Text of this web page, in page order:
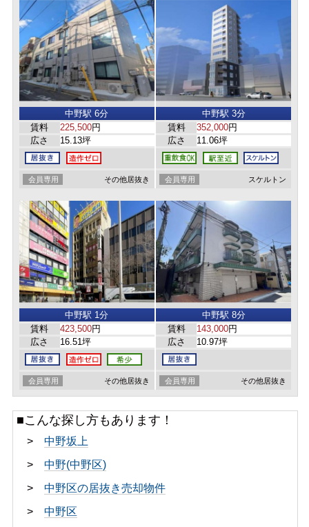
中野駅 6分
賃料
225,500円
広さ
15.13坪
会員専用 その他居抜き
中野駅 3分
賃料
352,000円
広さ
11.06坪
会員専用 スケルトン
中野駅 1分
賃料
423,500円
広さ
16.51坪
会員専用 その他居抜き
中野駅 8分
賃料
143,000円
広さ
10.97坪
会員専用 その他居抜き
■こんな探し方もあります！
> 中野坂上
> 中野(中野区)
> 中野区の居抜き売却物件
> 中野区